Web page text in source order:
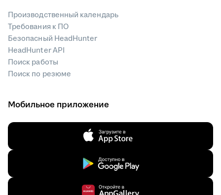
Производственный календарь
Требования к ПО
Безопасный HeadHunter
HeadHunter API
Поиск работы
Поиск по резюме
Мобильное приложение